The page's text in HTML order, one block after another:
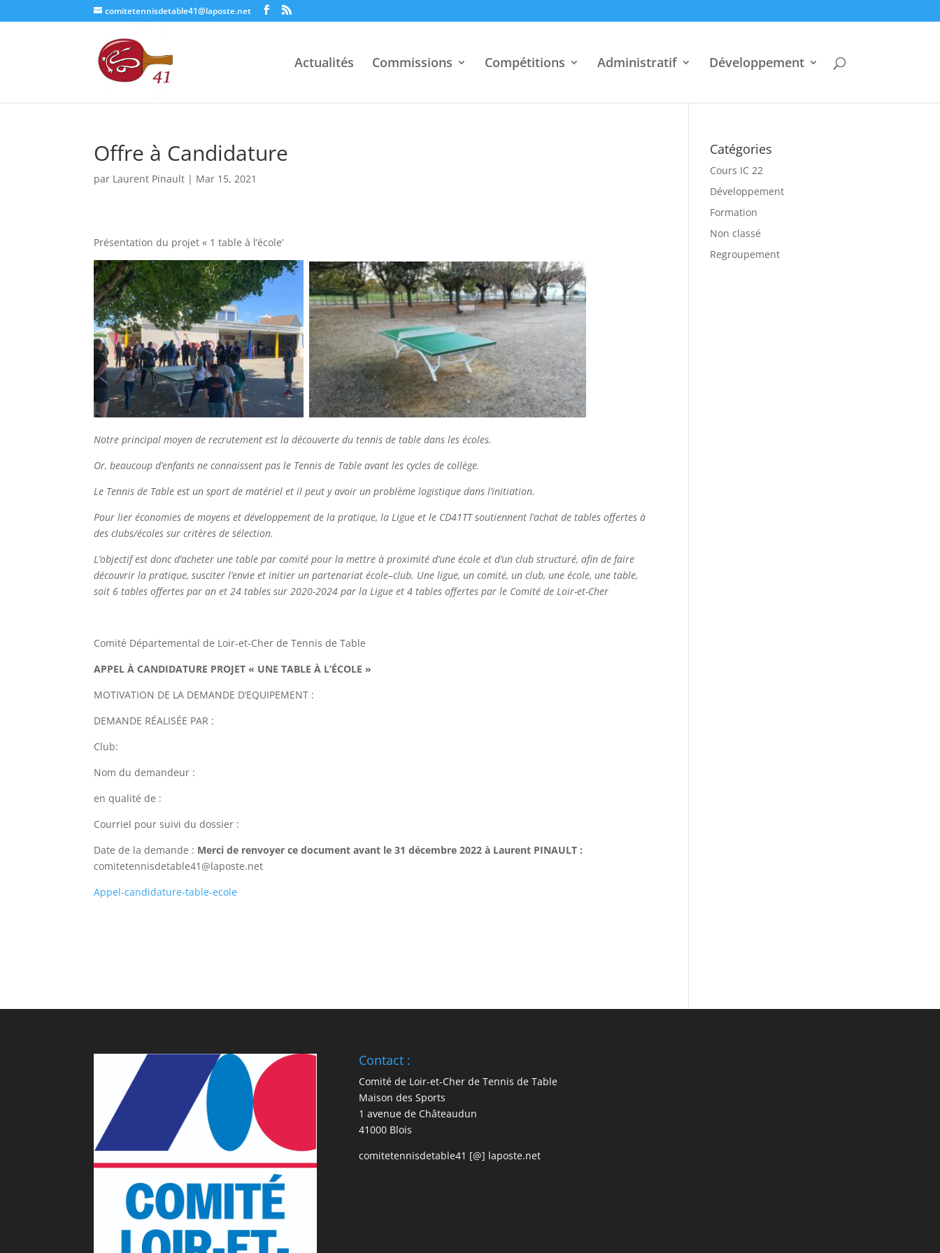
comitetennisdetable41@laposte.net
Actualités Commissions Compétitions Administratif Développement
Offre à Candidature
par Laurent Pinault | Mar 15, 2021
Présentationdu projet « 1 table à l’école’
Notre principal moyen de recrutementestla découverte du tennis de table dans les écoles.
Or,beaucoup d’enfants ne connaissentpasle Tennis de Table avant les cycles de collège.
Le Tennis de Table est un sport de matériel et il peut y avoir un problème logistique dans l’initiation.
Pourlier économiesdemoyens et développement de la pratique, la Ligue et le CD41TT soutiennent l’achatdetables offertes à
des clubs/écoles sur critères de sélection.
L’objectif estdoncd’acheter une table par comité pour la mettre à proximité d’une école et d’un club structuré, afin de faire
découvrir la pratique,susciter l’envie et initier un partenariat école–club. Une ligue, un comité,un club,une école,une table,
soit 6 tables offertes par an et 24 tables sur2020-2024 par la Ligue et 4 tables offertes par le Comité de Loir-et-Cher
Comité Départementalde Loir-et-Cher de Tennis de Table
APPEL À CANDIDATURE PROJET « UNETABLE À L’ÉCOLE »
MOTIVATION DE LA DEMANDE D‘EQUIPEMENT :
DEMANDE RÉALISÉE PAR :
Club:
Nom du demandeur :
enqualité de :
Courriel poursuivi dudossier :
Date de la demande : Merci de renvoyer ce document avant le 31 décembre 2022 à Laurent PINAULT :
comitetennisdetable41@laposte.net
Appel-candidature-table-ecole
Catégories
Cours IC 22
Développement
Formation
Non classé
Regroupement
Contact :
Comité de Loir-et-Cher de Tennis de Table
Maison des Sports
1 avenue de Châteaudun
41000 Blois
comitetennisdetable41 [@] laposte.net